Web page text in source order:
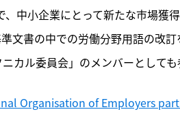
中小企業にとって新たな市場獲
文書の中での労働分野用語の改
カル委員会」のメンバーとしても
Organisation of Employers